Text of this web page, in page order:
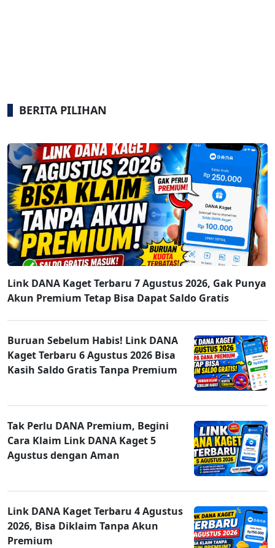
BERITA PILIHAN
Link DANA Kaget Terbaru 7 Agustus 2026, Gak Punya
Akun Premium Tetap Bisa Dapat Saldo Gratis
Buruan Sebelum Habis! Link DANA
Kaget Terbaru 6 Agustus 2026 Bisa
Kasih Saldo Gratis Tanpa Premium
Tak Perlu DANA Premium, Begini
Cara Klaim Link DANA Kaget 5
Agustus dengan Aman
Link DANA Kaget Terbaru 4 Agustus
2026, Bisa Diklaim Tanpa Akun
Premium